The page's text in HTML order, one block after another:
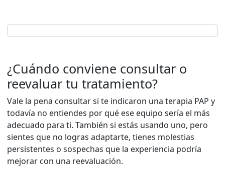
¿Cuándo conviene consultar o
reevaluar tu tratamiento?
Vale la pena consultar si te indicaron una terapia PAP y
todavía no entiendes por qué ese equipo sería el más
adecuado para ti. También si estás usando uno, pero
sientes que no logras adaptarte, tienes molestias
persistentes o sospechas que la experiencia podría
mejorar con una reevaluación.